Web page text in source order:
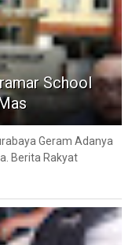
School
Geram Adanya
Berita Rakyat